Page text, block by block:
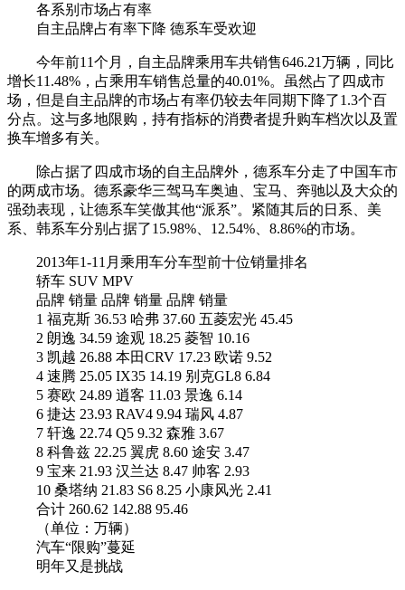
各系别市场占有率
自主品牌占有率下降 德系车受欢迎
今年前11个月，自主品牌乘用车共销售646.21万辆，同比
增长11.48%，占乘用车销售总量的40.01%。虽然占了四成市
场，但是自主品牌的市场占有率仍较去年同期下降了1.3个百
分点。这与多地限购，持有指标的消费者提升购车档次以及置
换车增多有关。
除占据了四成市场的自主品牌外，德系车分走了中国车市
的两成市场。德系豪华三驾马车奥迪、宝马、奔驰以及大众的
强劲表现，让德系车笑傲其他“派系”。紧随其后的日系、美
系、韩系车分别占据了15.98%、12.54%、8.86%的市场。
2013年1-11月乘用车分车型前十位销量排名
轿车 SUV MPV
品牌 销量 品牌 销量 品牌 销量
1 福克斯 36.53 哈弗 37.60 五菱宏光 45.45
2 朗逸 34.59 途观 18.25 菱智 10.16
3 凯越 26.88 本田CRV 17.23 欧诺 9.52
4 速腾 25.05 IX35 14.19 别克GL8 6.84
5 赛欧 24.89 逍客 11.03 景逸 6.14
6 捷达 23.93 RAV4 9.94 瑞风 4.87
7 轩逸 22.74 Q5 9.32 森雅 3.67
8 科鲁兹 22.25 翼虎 8.60 途安 3.47
9 宝来 21.93 汉兰达 8.47 帅客 2.93
10 桑塔纳 21.83 S6 8.25 小康风光 2.41
合计 260.62 142.88 95.46
（单位：万辆）
汽车“限购”蔓延
明年又是挑战